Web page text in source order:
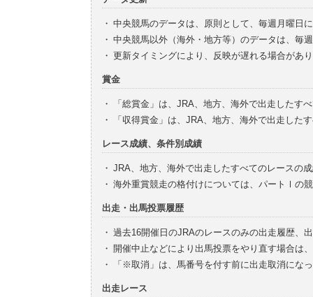
・ 中央競馬のデータは、原則として、毎週月曜日
・ 中央競馬以外（海外・地方等）のデータは、毎
・ 更新タイミングにより、反映が遅れる場合があ
賞金
・
「総賞金」は、JRA、地方、海外で出走したす
・
「収得賞金」は、JRA、地方、海外で出走した
レース成績、条件別成績
・ JRA、地方、海外で出走したすべてのレースの
・ 海外重賞競走の格付けについては、パートⅠの
出走・出馬投票履歴
・ 過去16開催日のJRAのレースのみの出走履歴、
・ 開催中止などにより出馬投票をやり直す場合は
・
「※取消」は、馬番号を付す前に出走取消にな
出走レース